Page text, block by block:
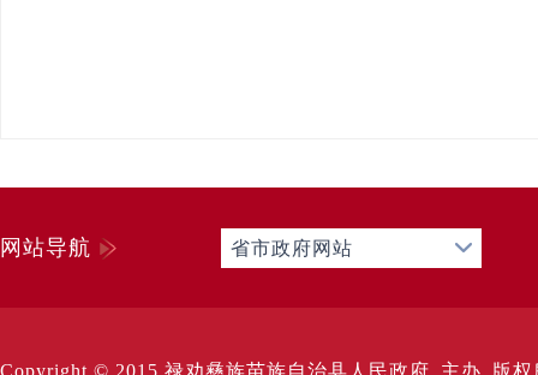
网站导航 省市政府网站
Copyright © 2015 禄劝彝族苗族自治县人民政府 主办 版